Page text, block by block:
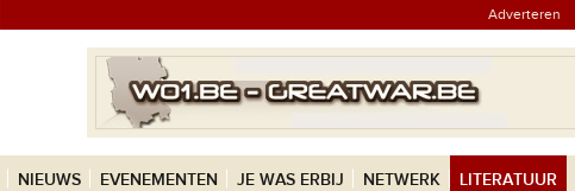
Adverteren
NIEUWS EVENEMENTEN JE WAS ERBIJ NETWERK LITERATUUR